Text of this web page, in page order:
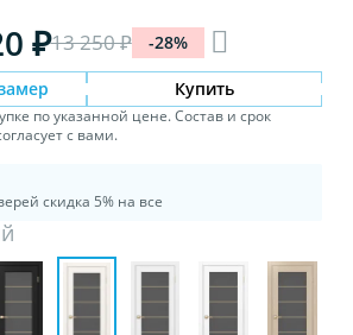
₽13 250 ₽ -28%
Купить
по указанной цене. Состав и срок
с вами.
скидка 5% на все